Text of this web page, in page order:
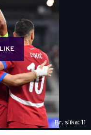
Br. slika: 11